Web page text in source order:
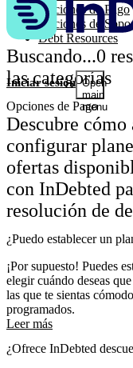
Iniciar sesión Open
main
menu
Opciones de Pago
Opciones de
Debt Resources
Buscando...0
las categorías
Opciones de Pago
Descubre cómo
configurar
ofertas
con InDebted
resolución de
¿Puedo establecer un
¡Por supuesto! Puedes
elegir cuándo deseas
las que te sientas
programados.
Leer más
¿Ofrece InDebted